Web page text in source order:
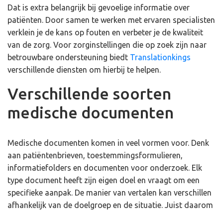
Dat is extra belangrijk bij gevoelige informatie over
patiënten. Door samen te werken met ervaren specialisten
verklein je de kans op fouten en verbeter je de kwaliteit
van de zorg. Voor zorginstellingen die op zoek zijn naar
betrouwbare ondersteuning biedt Translationkings
verschillende diensten om hierbij te helpen.
Verschillende soorten
medische documenten
Medische documenten komen in veel vormen voor. Denk
aan patiëntenbrieven, toestemmingsformulieren,
informatiefolders en documenten voor onderzoek. Elk
type document heeft zijn eigen doel en vraagt om een
specifieke aanpak. De manier van vertalen kan verschillen
afhankelijk van de doelgroep en de situatie. Juist daarom